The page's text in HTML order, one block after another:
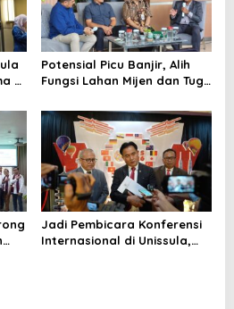
di
Potensial Picu Banjir, Alih
Fungsi Lahan Mijen dan Tugu
Semarang
Jadi Pembicara Konferensi
Internasional di Unissula,